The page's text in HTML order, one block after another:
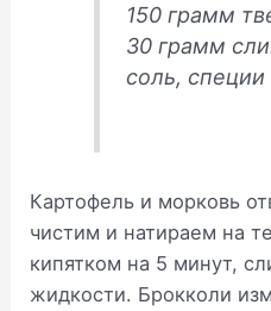
150 грамм
30 грамм
соль, специи
Картофель и морковь
чистим и натираем на
кипятком на 5 минут,
жидкости. Брокколи